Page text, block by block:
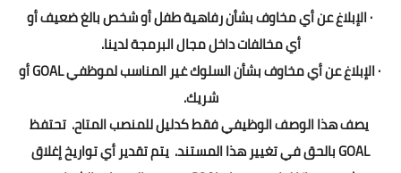
· الإبلاغ عن أي مخاوف بشأن رفاهية طفل أو شخص بالغ ضعيف أو
أي مخالفات داخل مجال البرمجة لدينا.
· الإبلاغ عن أي مخاوف بشأن السلوك غير المناسب لموظفي GOAL أو
شريك.
يصف هذا الوصف الوظيفي فقط كدليل للمنصب المتاح. تحتفظ
GOAL بالحق في تغيير هذا المستند. يتم تقدير أي تواريخ إغلاق